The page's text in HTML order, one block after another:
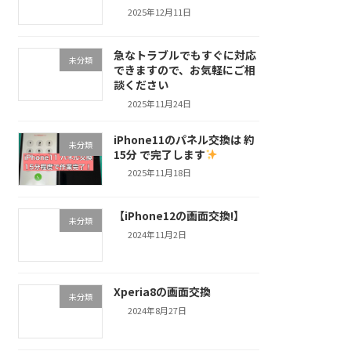
2025年12月11日
未分類
急なトラブルでもすぐに対応
できますので、お気軽にご相
談ください
2025年11月24日
未分類
iPhone11のパネル交換は 約
15分 で完了します
2025年11月18日
未分類 【iPhone12の画面交換!】
2024年11月2日
未分類 Xperia8の画面交換
2024年8月27日